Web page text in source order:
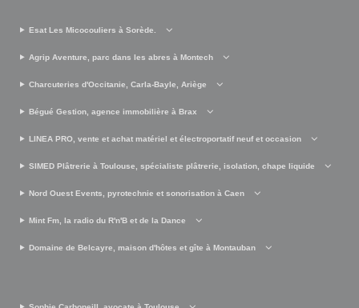
Esat Les Micocouliers à Sorède.
Agrip Aventure, parc dans les abres à Montech
Charcuteries d'Occitanie, Carla-Bayle, Ariège
Bégué Gestion, agence immobilière à Brax
LINEA PRO, vente et achat matériel et électroportatif neuf et occasion
SIMED Plâtrerie à Toulouse, spécialiste plâtrerie, isolation, chape liquide
Nord Ouest Events, pyrotechnie et sonorisation à Caen
Mint Fm, la radio du R'n'B et de la Dance
Domaine de Belcayre, maison d'hôtes et gîte à Montauban